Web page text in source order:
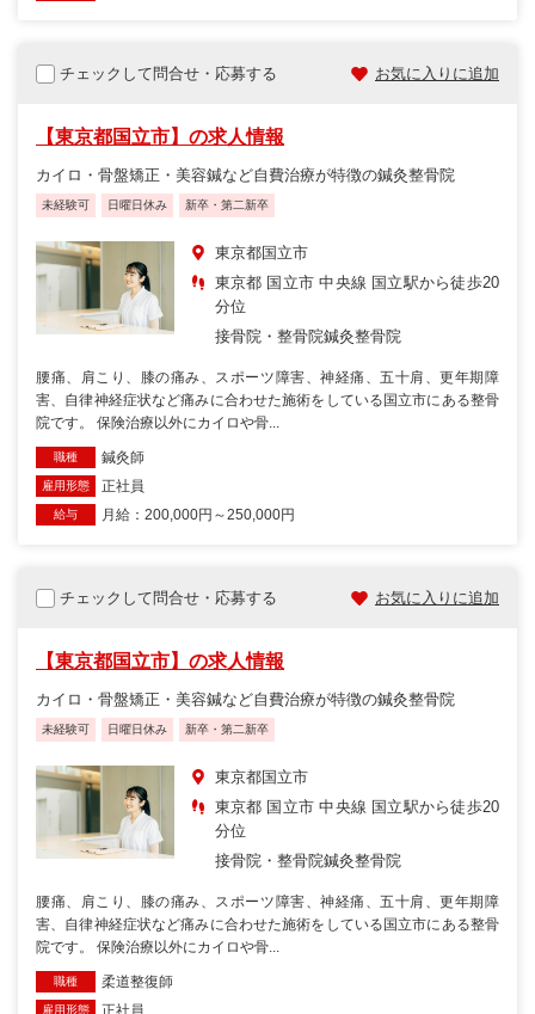
チェックして問合せ・応募する お気に入りに追加
【東京都国立市】の求人情報
カイロ・骨盤矯正・美容鍼など自費治療が特徴の鍼灸整骨院
未経験可 日曜日休み 新卒・第二新卒
東京都国立市
東京都 国立市 中央線 国立駅から徒歩20
分位
接骨院・整骨院鍼灸整骨院
腰痛、肩こり、膝の痛み、スポーツ障害、神経痛、五十肩、更年期障
害、自律神経症状など痛みに合わせた施術をしている国立市にある整骨
院です。 保険治療以外にカイロや骨...
職種 鍼灸師
雇用形態 正社員
給与 月給：200,000円～250,000円
チェックして問合せ・応募する お気に入りに追加
【東京都国立市】の求人情報
カイロ・骨盤矯正・美容鍼など自費治療が特徴の鍼灸整骨院
未経験可 日曜日休み 新卒・第二新卒
東京都国立市
東京都 国立市 中央線 国立駅から徒歩20
分位
接骨院・整骨院鍼灸整骨院
腰痛、肩こり、膝の痛み、スポーツ障害、神経痛、五十肩、更年期障
害、自律神経症状など痛みに合わせた施術をしている国立市にある整骨
院です。 保険治療以外にカイロや骨...
職種 柔道整復師
雇用形態 正社員